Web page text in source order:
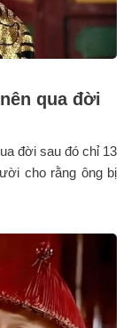
qua đời
đời sau đó chỉ 13
cho rằng ông bị